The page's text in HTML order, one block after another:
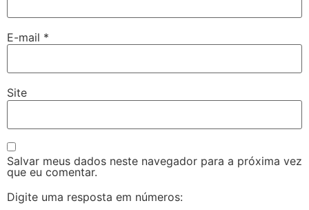
E-mail *
Site
Salvar meus dados neste navegador para a próxima vez
que eu comentar.
Digite uma resposta em números: